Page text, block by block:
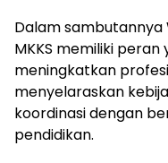
Dalam sambutannya
MKKS memiliki
meningkatkan
menyelaraskan
koordinasi dengan
pendidikan.